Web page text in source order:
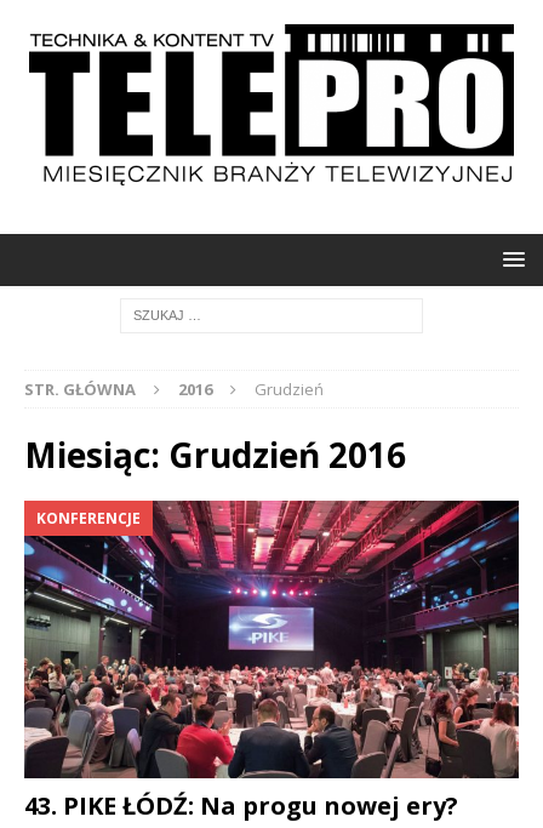
STR. GŁÓWNA 2016 Grudzień
Miesiąc: Grudzień 2016
KONFERENCJE
43. PIKE ŁÓDŹ: Na progu nowej ery?